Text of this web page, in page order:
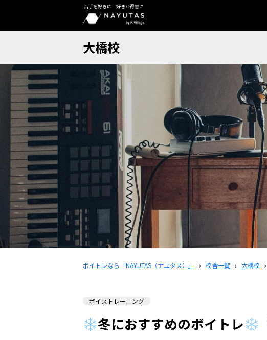
苦手を好きに 好きが得意に
大橋校
ボイトレなら「NAYUTAS（ナユタス）」 › 校舎一覧 › 大橋校 ›
ボイストレーニング
冬におすすめのボイトレ